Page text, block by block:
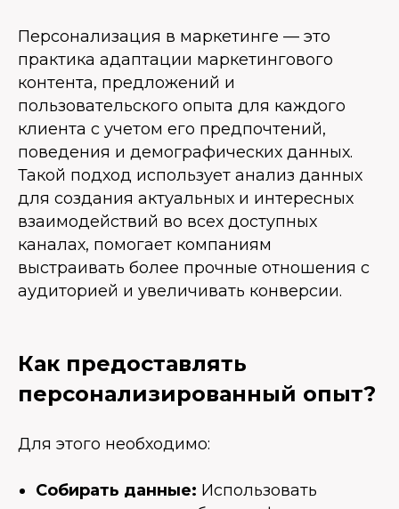
Персонализация в маркетинге — это
практика адаптации маркетингового
контента, предложений и
пользовательского опыта для каждого
клиента с учетом его предпочтений,
поведения и демографических данных.
Такой подход использует анализ данных
для создания актуальных и интересных
взаимодействий во всех доступных
каналах, помогает компаниям
выстраивать более прочные отношения с
аудиторией и увеличивать конверсии.
Как предоставлять
персонализированный опыт?
Для этого необходимо:
Собирать данные: Использовать